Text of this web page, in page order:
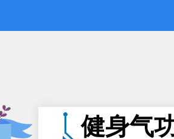
健身气